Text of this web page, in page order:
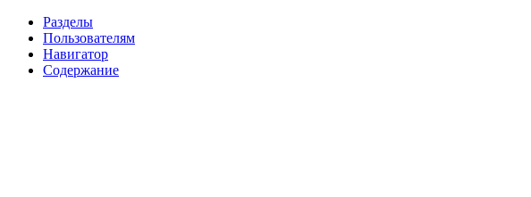
Разделы
Пользователям
Навигатор
Содержание